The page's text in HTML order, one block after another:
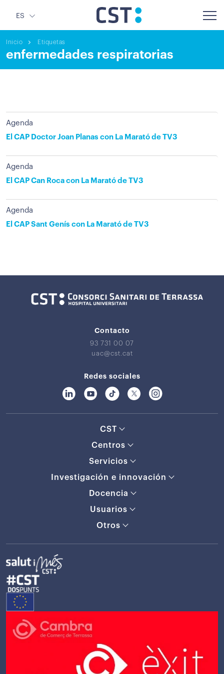
ES
Inicio Etiquetas
enfermedades respiratorias
Agenda
El CAP Doctor Joan Planas con La Marató de TV3
Agenda
El CAP Can Roca con La Marató de TV3
Agenda
El CAP Sant Genís con La Marató de TV3
Contacto
93 731 00 07
uac@cst.cat
Redes sociales
CST
Centros
Servicios
Investigación e innovación
Docencia
Usuarios
Otros